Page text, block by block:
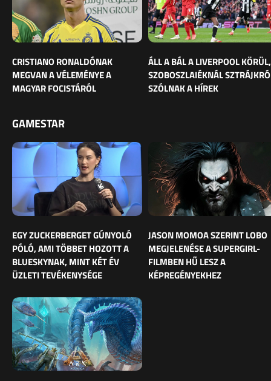
CRISTIANO RONALDÓNAK
MEGVAN A VÉLEMÉNYE A
MAGYAR FOCISTÁRÓL
ÁLL A BÁL A LIVERPOOL KÖRÜL,
SZOBOSZLAIÉKNÁL
SZÓLNAK A HÍREK
GAMESTAR
EGY ZUCKERBERGET GÚNYOLÓ
PÓLÓ, AMI TÖBBET HOZOTT A
BLUESKYNAK, MINT KÉT ÉV
ÜZLETI TEVÉKENYSÉGE
JASON MOMOA SZERINT LOBO
MEGJELENÉSE A SUPERGIRL-
FILMBEN HŰ LESZ A
KÉPREGÉNYEKHEZ